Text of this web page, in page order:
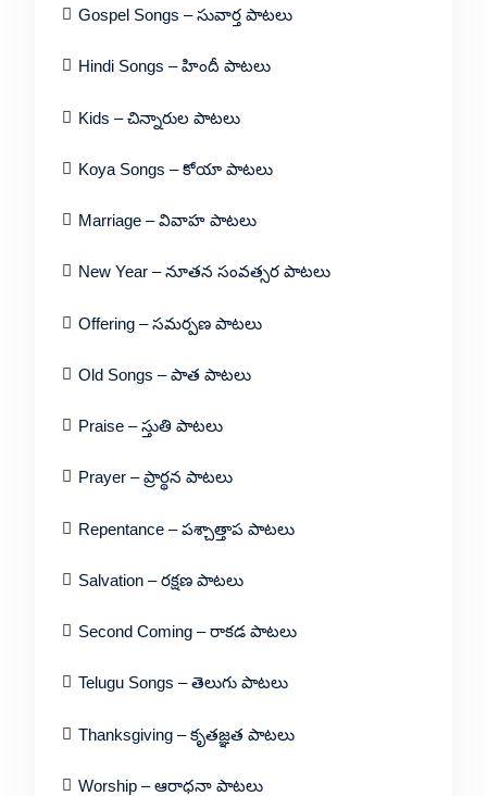
Gospel Songs – సువార్త పాటలు
Hindi Songs – హిందీ పాటలు
Kids – చిన్నారుల పాటలు
Koya Songs – కోయా పాటలు
Marriage – వివాహ పాటలు
New Year – నూతన సంవత్సర పాటలు
Offering – సమర్పణ పాటలు
Old Songs – పాత పాటలు
Praise – స్తుతి పాటలు
Prayer – ప్రార్థన పాటలు
Repentance – పశ్చాత్తాప పాటలు
Salvation – రక్షణ పాటలు
Second Coming – రాకడ పాటలు
Telugu Songs – తెలుగు పాటలు
Thanksgiving – కృతజ్ఞత పాటలు
Worship – ఆరాధనా పాటలు